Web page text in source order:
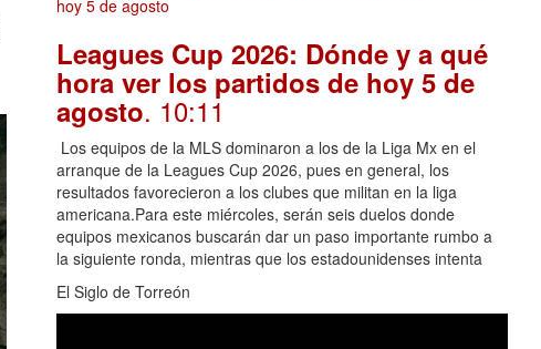
Leagues Cup 2026: Dónde y a qué
hora ver los partidos de hoy 5 de
agosto. 10:11
Los equipos de la MLS dominaron a los de la Liga Mx en el
arranque de la Leagues Cup 2026, pues en general, los
resultados favorecieron a los clubes que militan en la liga
americana.Para este miércoles, serán seis duelos donde
equipos mexicanos buscarán dar un paso importante rumbo a
la siguiente ronda, mientras que los estadounidenses intenta
El Siglo de Torreón